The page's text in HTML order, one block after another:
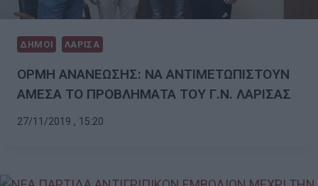
ΔΗΜΟΙ ΛΑΡΙΣΑ
ΟΡΜΗ ΑΝΑΝΕΩΣΗΣ: ΝΑ ΑΝΤΙΜΕΤΩΠΙΣΤΟΥΝ
ΑΜΕΣΑ ΤΟ ΠΡΟΒΛΗΜΑΤΑ ΤΟΥ Γ.Ν. ΛΑΡΙΣΑΣ
27/11/2019 , 15:20